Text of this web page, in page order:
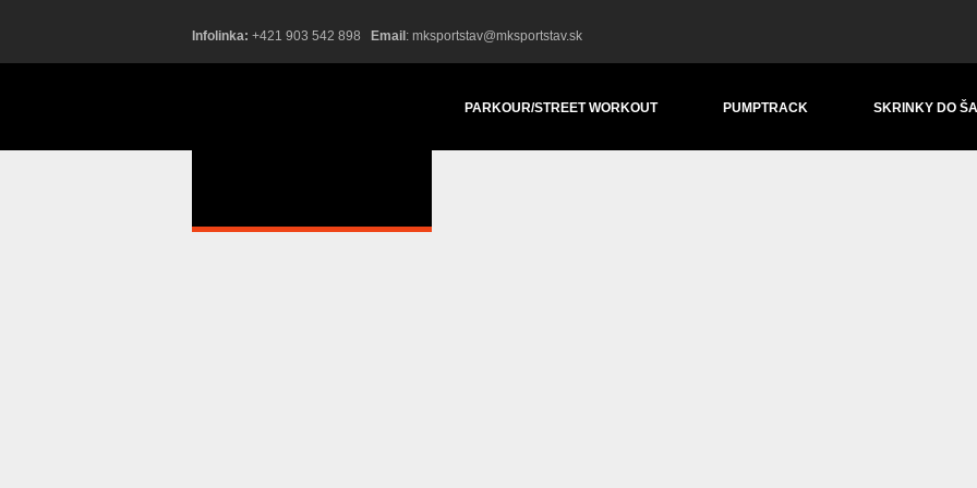
Infolinka: +421 903 542 898 Email : mksportstav@mksportstav.sk
PARKOUR/STREET WORKOUT PUMPTRACK SKRINKY DO